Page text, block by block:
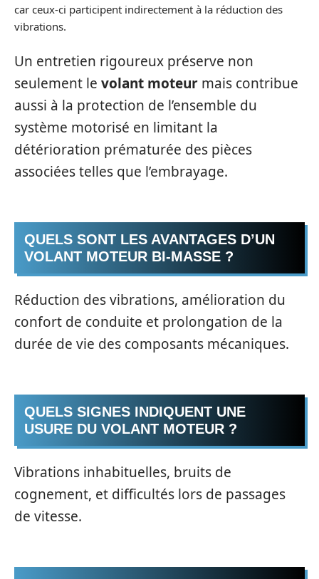
car ceux-ci participent indirectement à la réduction des
vibrations.
Un entretien rigoureux préserve non
seulement le volant moteur mais contribue
aussi à la protection de l’ensemble du
système motorisé en limitant la
détérioration prématurée des pièces
associées telles que l’embrayage.
QUELS SONT LES AVANTAGES D’UN
VOLANT MOTEUR BI-MASSE ?
Réduction des vibrations, amélioration du
confort de conduite et prolongation de la
durée de vie des composants mécaniques.
QUELS SIGNES INDIQUENT UNE
USURE DU VOLANT MOTEUR ?
Vibrations inhabituelles, bruits de
cognement, et difficultés lors de passages
de vitesse.